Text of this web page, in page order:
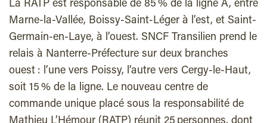
La RATP est responsable de 85 % de la ligne A, entre
Marne-la-Vallée, Boissy-Saint-Léger à l’est, et Saint-
Germain-en-Laye, à l’ouest. SNCF Transilien prend le
relais à Nanterre-Préfecture sur deux branches
ouest : l’une vers Poissy, l’autre vers Cergy-le-Haut,
soit 15 % de la ligne. Le nouveau centre de
commande unique placé sous la responsabilité de